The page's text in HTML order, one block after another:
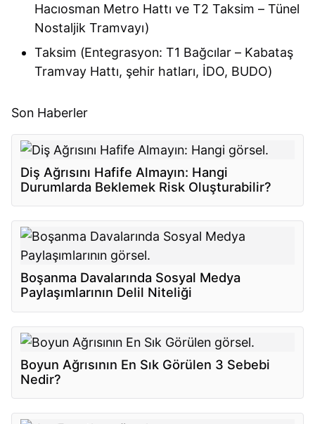
Hacıosman Metro Hattı ve T2 Taksim – Tünel
Nostaljik Tramvayı)
Taksim (Entegrasyon: T1 Bağcılar – Kabataş
Tramvay Hattı, şehir hatları, İDO, BUDO)
Son Haberler
Diş Ağrısını Hafife Almayın: Hangi
Durumlarda Beklemek Risk Oluşturabilir?
Boşanma Davalarında Sosyal Medya
Paylaşımlarının Delil Niteliği
Boyun Ağrısının En Sık Görülen 3 Sebebi
Nedir?